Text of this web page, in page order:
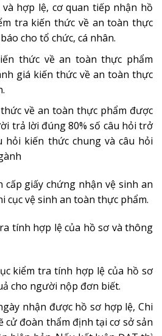
hợp lệ, cơ quan tiếp nhận hồ
tra kiến thức về an toàn thực
cho tổ chức, cá nhân.
thức về an toàn thực phẩm
giá kiến thức về an toàn thực
về an toàn thực phẩm được
trả lời đúng 80% số câu hỏi trở
hỏi kiến thức chung và câu hỏi
giấy chứng nhận vệ sinh an
cục vệ sinh an toàn thực phẩm.
tính hợp lệ của hồ sơ và thông
kiểm tra tính hợp lệ của hồ sơ
cho người nộp đơn biết.
nhận được hồ sơ hợp lệ, Chi
cử đoàn thẩm định tại cơ sở sản